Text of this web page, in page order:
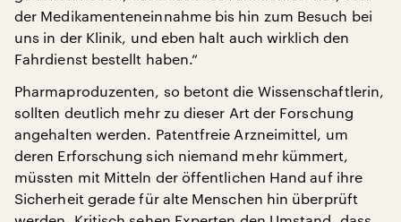
der Medikamenteneinnahme bis hin zum Besuch bei
uns in der Klinik, und eben halt auch wirklich den
Fahrdienst bestellt haben.“
Pharmaproduzenten, so betont die Wissenschaftlerin,
sollten deutlich mehr zu dieser Art der Forschung
angehalten werden. Patentfreie Arzneimittel, um
deren Erforschung sich niemand mehr kümmert,
müssten mit Mitteln der öffentlichen Hand auf ihre
Sicherheit gerade für alte Menschen hin überprüft